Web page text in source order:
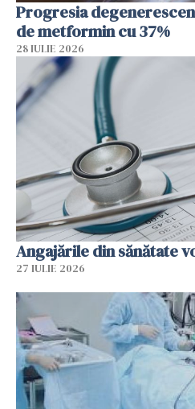
Progresia
de metformin cu 37%
28 IULIE 2026
Angajările din sănătate
27 IULIE 2026